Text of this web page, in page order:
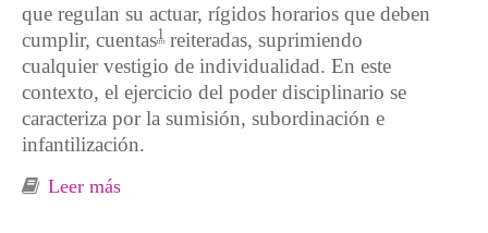
que regulan su actuar, rígidos horarios que deben
cumplir, cuentas1 reiteradas, suprimiendo
cualquier vestigio de individualidad. En este
contexto, el ejercicio del poder disciplinario se
caracteriza por la sumisión, subordinación e
infantilización.
Leer más